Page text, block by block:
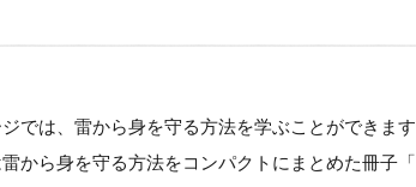
では、雷から身を守る方法を学ぶことができま
から身を守る方法をコンパクトにまとめた冊子